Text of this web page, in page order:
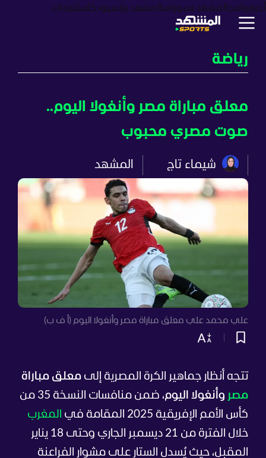
أخبار برامجالمشهد سبورتسالمشهد بزنسبودكاستترندات
رياضة
معلق مباراة مصر وأنغولا اليوم..
صوت مصري محبوب
شيماء تاج المشهد
علي محمد علي معلق مباراة مصر وأنغولا اليوم (أ ف ب)
تتجه أنظار جماهير الكرة المصرية إلى معلق مباراة
مصر وأنغولا اليوم
، ضمن منافسات النسخة 35 من
كأس الأمم الإفريقية 2025 المقامة في
المغرب
خلال الفترة من 21 ديسمبر الجاري وحتى 18 يناير
المقبل، حيث يُسدل الستار على مشوار الفراعنة